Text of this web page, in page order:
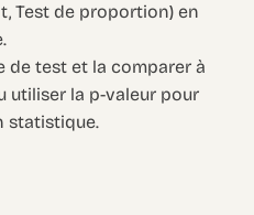
Test de proportion) en
de test et la comparer à
utiliser la p-valeur pour
statistique.